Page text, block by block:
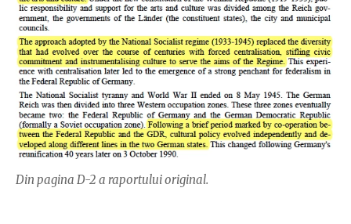
Din pagina D-2 a raportului original.